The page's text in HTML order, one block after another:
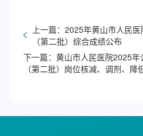
上一篇：2025年黄山市人民
（第二批）综合成绩公布
下一篇：黄山市人民医院2025
（第二批）岗位核减、调剂、降